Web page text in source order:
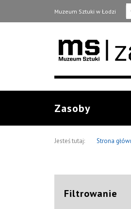
Muzeum Sztuki w Łodzi
Zasoby
Jesteś tutaj: Strona
Filtrowanie